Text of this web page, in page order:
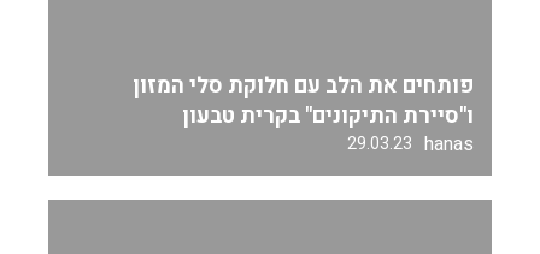
פותחים את הלב עם חלוקת סלי המזון
ו"סיירת התיקונים" בקרית טבעון
hanas
29.03.23